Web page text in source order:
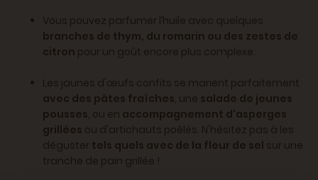
Vous pouvez parfumer l’huile avec quelques
branches de thym, du romarin ou des zestes de
citron pour un goût encore plus complexe.
Les jaunes d'œufs confits se marient parfaitement
avec des pâtes fraîches, une salade de jeunes
pousses, ou en accompagnement d'asperges
grillées ou d'artichauts poêlés. N'hésitez pas à les
déguster tels quels avec de la fleur de sel sur une
tranche de pain grillée !